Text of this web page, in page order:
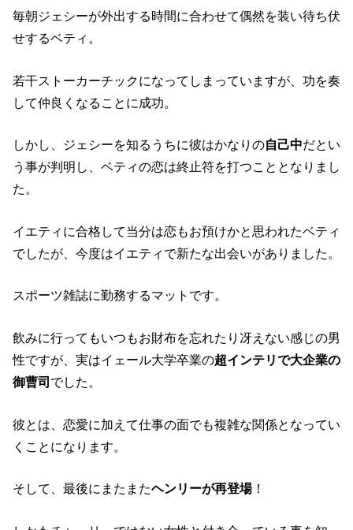
毎朝ジェシーが外出する時間に合わせて偶然を装い待ち伏
せするベティ。
若干ストーカーチックになってしまっていますが、功を奏
して仲良くなることに成功。
しかし、ジェシーを知るうちに彼はかなりの自己中だとい
う事が判明し、ベティの恋は終止符を打つこととなりまし
た。
イエティに合格して当分は恋もお預けかと思われたベティ
でしたが、今度はイエティで新たな出会いがありました。
スポーツ雑誌に勤務するマットです。
飲みに行ってもいつもお財布を忘れたり冴えない感じの男
性ですが、実はイェール大学卒業の超インテリで大企業の
御曹司 でした。
彼とは、恋愛に加えて仕事の面でも複雑な関係となってい
くことになります。
そして、最後にまたまたヘンリーが再登場！